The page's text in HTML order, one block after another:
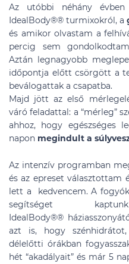
Az utóbbi néhány
IdealBody®® turmixokról, a
és amikor olvastam a
percig sem
Aztán legnagyobb
időpontja előtt csörgött a
beválogattak a csapatba.
Majd jött az első
váró feladattal: a “mérleg”
ahhoz, hogy egészséges
napon megindult a
Az intenzív programban
és az epreset választottam
lett a kedvencem. A
segítséget
IdealBody®®
azt is, hogy
délelőtti órákban
hét “akadályait” és már 5